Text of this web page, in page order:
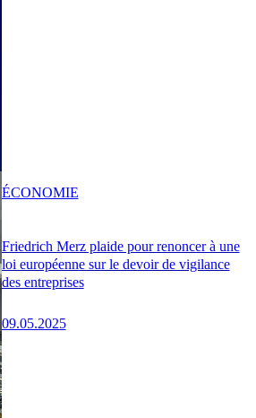
Friedrich Merz plaide pour renoncer à une
loi européenne sur le devoir de vigilance
des entreprises
09.05.2025
ÉCONOMIE